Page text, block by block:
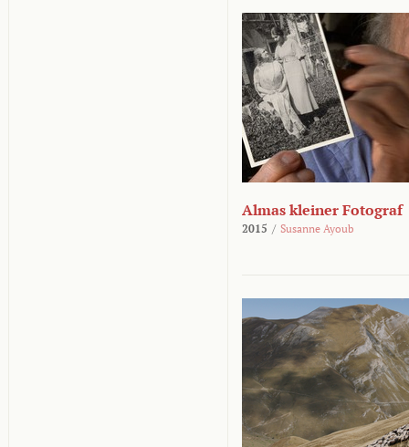
Almas kleiner Fotograf
2015 / Susanne Ayoub